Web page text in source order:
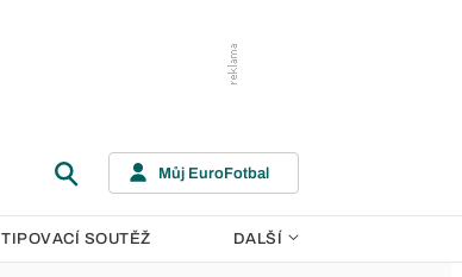
Můj EuroFotbal
TIPOVACÍ SOUTĚŽ DALŠÍ